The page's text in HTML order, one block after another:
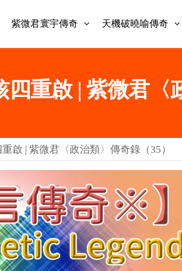
紫微君寰宇傳奇 天機破曉喻傳奇
四重啟 | 紫微君
啟 | 紫微君〈政治類〉傳奇錄（35）